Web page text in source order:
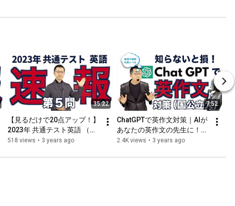
35:22
【見るだけで20点アップ！】
2023年 共通テスト英語 （第
５問）- 17分(倍速)で見る丁
付き〕
518 views • 3 years ago
7:52
ChatGPTで英作文対策｜AIが
あなたの英作文の先生に！
（国公立大受験生向け）
2.4K views • 3 years ago